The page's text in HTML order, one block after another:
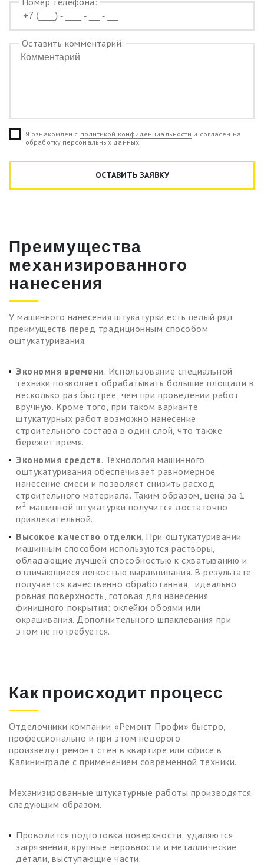
Оставить комментарий:
Я ознакомлен с политикой конфиденциальности и согласен на
обработку персональных данных.
Преимущества
механизированного
нанесения
У машинного нанесения штукатурки есть целый ряд
преимуществ перед традиционным способом
оштукатуривания.
Экономия времени. Использование специальной
техники позволяет обрабатывать большие площади в
несколько раз быстрее, чем при проведении работ
вручную. Кроме того, при таком варианте
штукатурных работ возможно нанесение
строительного состава в один слой, что также
бережет время.
Экономия средств. Технология машинного
оштукатуривания обеспечивает равномерное
нанесение смеси и позволяет снизить расход
строительного материала. Таким образом, цена за 1
м2 машинной штукатурки получится достаточно
привлекательной.
Высокое качество отделки. При оштукатуривании
машинным способом используются растворы,
обладающие лучшей способностью к схватыванию и
отличающиеся легкостью выравнивания. В результате
получается качественно обработанная, идеально
ровная поверхность, готовая для нанесения
финишного покрытия: оклейки обоями или
окрашивания. Дополнительного шпаклевания при
этом не потребуется.
Как происходит процесс
Отделочники компании «Ремонт Профи» быстро,
профессионально и при этом недорого
произведут ремонт стен в квартире или офисе в
Калининграде с применением современной техники.
Механизированные штукатурные работы производятся
следующим образом.
Проводится подготовка поверхности: удаляются
загрязнения, крупные неровности и металлические
детали, выступающие части.